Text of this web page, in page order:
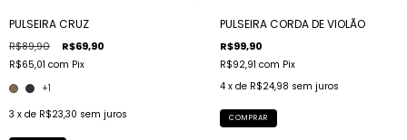
PULSEIRA CRUZ
R$89,90 R$69,90
R$65,01 com Pix
+1
3 x de R$23,30 sem juros
PULSEIRA CORDA DE VIOLÃO
R$99,90
R$92,91 com Pix
4 x de R$24,98 sem juros
COMPRAR